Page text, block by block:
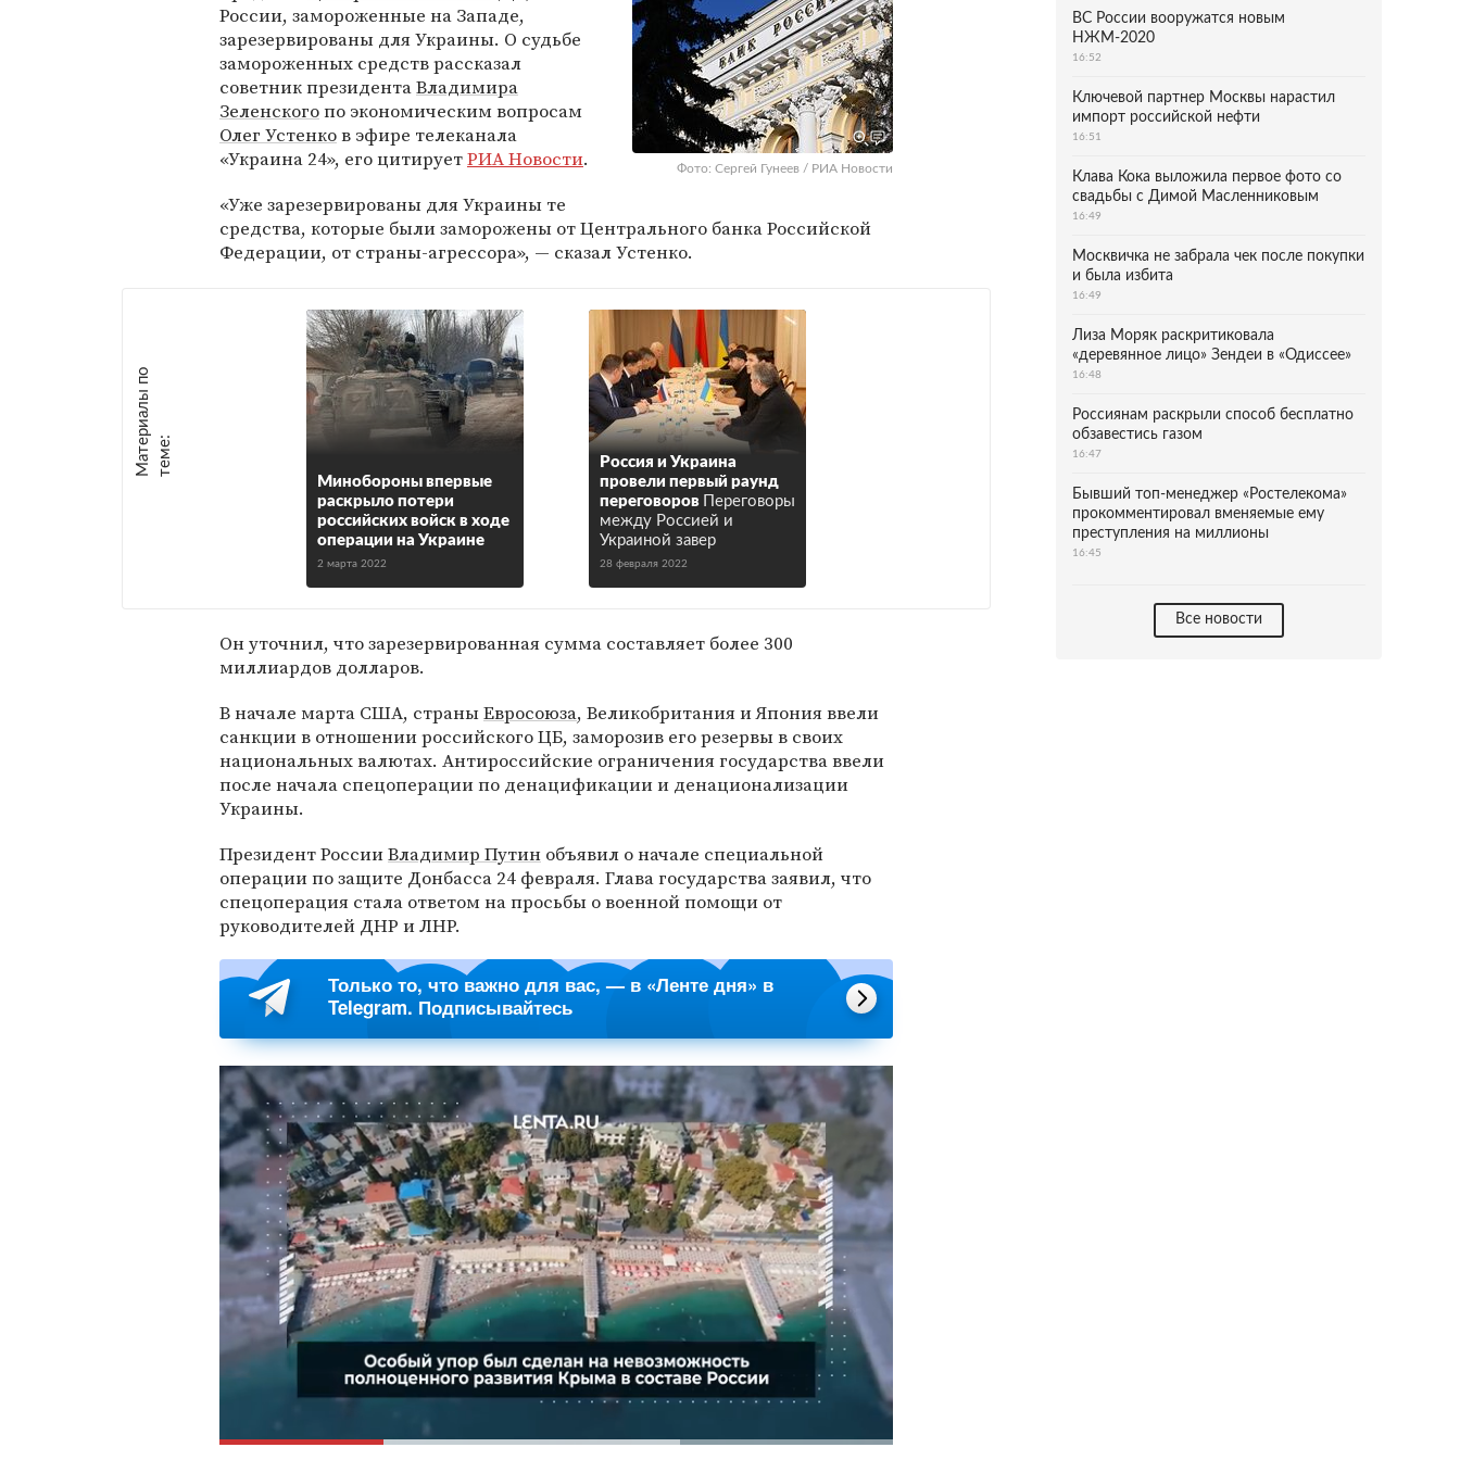
Фото: Сергей Гунеев / РИА Новости
России, замороженные на Западе,
зарезервированы для Украины. О судьбе
замороженных средств рассказал
советник президентаВладимира
Зеленскогопо экономическим вопросам
Олег Устенков эфире телеканала
«Украина 24», его цитируетРИА Новости.
«Уже зарезервированы для Украины те
средства, которые были заморожены от Центрального банка Российской
Федерации, от страны-агрессора», — сказал Устенко.
М
а
т е
р
и
а
л
ы
п
о
т
е
м
е :
Минобороны впервые
раскрыло потери
российских войск в ходе
операции на Украине
2 марта 2022
Россия и Украина
провели первый раунд
переговоров
Переговоры
между Россией и
Украиной завер
28 февраля 2022
Он уточнил, что зарезервированная сумма составляет более 300
миллиардов долларов.
В начале марта США, страныЕвросоюза, Великобритания и Япония ввели
санкции в отношении российского ЦБ, заморозив его резервы в своих
национальных валютах. Антироссийские ограничения государства ввели
после начала спецоперации по денацификации и денационализации
Украины.
Президент РоссииВладимир Путин объявил о начале специальной
операции по защите Донбасса 24 февраля. Глава государства заявил, что
спецоперация стала ответом на просьбы о военной помощи от
руководителей ДНР и ЛНР.
Только то, что важно для вас, — в «Ленте дня» в
Telegram. Подписывайтесь
ВС России вооружатся новым
НЖМ-2020
16:52
Ключевой партнер Москвы нарастил
импорт российской нефти
16:51
Клава Кока выложила первое фото со
свадьбы с Димой Масленниковым
16:49
Москвичка не забрала чек после покупки
и была избита
16:49
Лиза Моряк раскритиковала
«деревянное лицо» Зендеи в «Одиссее»
16:48
Россиянам раскрыли способ бесплатно
обзавестись газом
16:47
Бывший топ-менеджер «Ростелекома»
прокомментировал вменяемые ему
преступления на миллионы
16:45
Все новости